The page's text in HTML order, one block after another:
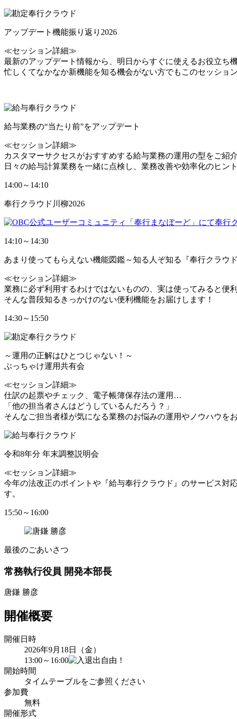
アップデート機能振り返り2026
≪セッション詳細≫
最新のアップデート情報から、明日からすぐに使えるお役立ち
忙しくてなかなか新機能を知る機会がない方でもこのセッショ
給与業務の“当たり前”をアップデート
≪セッション詳細≫
カスタマーサクセスがおすすめする給与業務の運用の型をご紹
日々の給与計算業務を一緒に点検し、業務改善や効率化のヒン
14:00～14:10
奉行クラウド川柳2026
14:10～14:30
あまり使ってもらえない機能図鑑～知る人ぞ知る『奉行クラウ
≪セッション詳細≫
業務に必ず利用するわけではないものの、実は使ってみると便
そんな普段知るきっかけのない便利機能をお届けします！
14:30～15:50
～運用の正解はひとつじゃない！～
ぶっちゃけ運用共有会
≪セッション詳細≫
仕訳の起票やチェック、電子帳簿保存法の運用…
「他の担当者さんはどうしているんだろう？」
そんなご担当者様が気になる業務のお悩みの運用やノウハウを
令和8年分 年末調整説明会
≪セッション詳細≫
今年の法改正のポイントや『給与奉行クラウド』のサービス対
す。
15:50～16:00
最後のごあいさつ
常務執行役員 開発本部長
唐鎌 勝彦
開催概要
開催日時
2026年9月18日（金）
13:00～16:00
開始時間
タイムテーブルをご参照ください
参加費
無料
開催形式